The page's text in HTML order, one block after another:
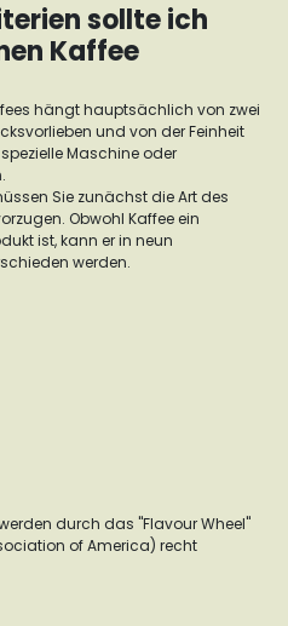
sollte ich
Kaffee
hängt hauptsächlich von zwei
und von der Feinheit
Maschine oder
Sie zunächst die Art des
Obwohl Kaffee ein
ist, kann er in neun
werden.
durch das "Flavour Wheel"
of America) recht